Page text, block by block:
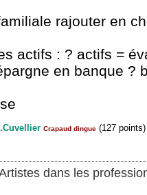
rajouter en
actifs : ? actifs =
en banque ?
Crapaud dingue (127 points)
dans les